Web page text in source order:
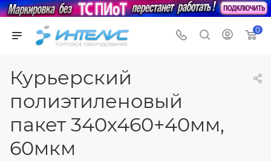
0
Курьерский
полиэтиленовый
пакет 340х460+40мм,
60мкм